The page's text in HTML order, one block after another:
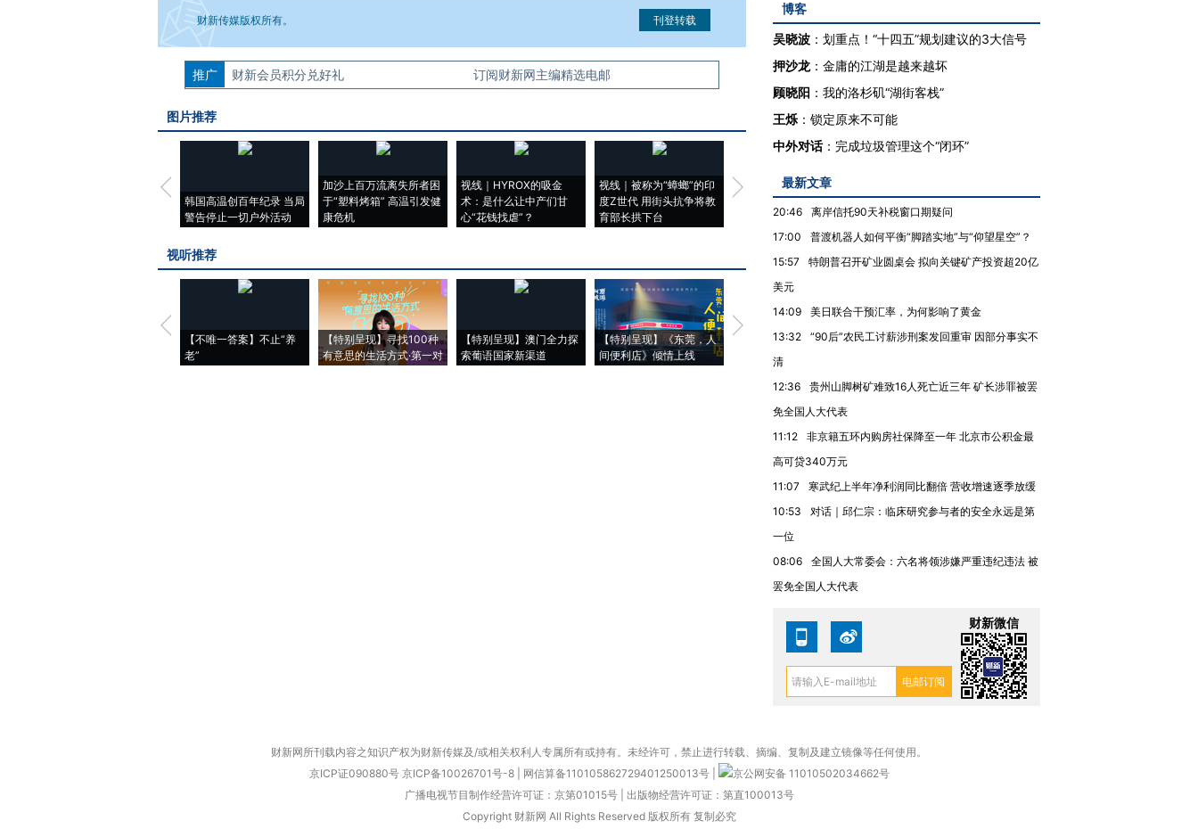
财新传媒版权所有。
如需刊登转载请点击右侧按钮，提交相关信息。经确认即可刊登转载。
推广 财新会员积分兑好礼 订阅财新网主编精选电邮
图片推荐
韩国高温创百年纪录 当局
警告停止一切户外活动
加沙上百万流离失所者困
于“塑料烤箱” 高温引发健
康危机
视线｜HYROX的吸金
术：是什么让中产们甘
心“花钱找虐”？
视线｜被称为“蟑螂”的印
度Z世代 用街头抗争将教
育部长拱下台
视线｜“入侵”还是“人道危
机”？难民潮撕裂西班牙
飞地休达
128毫米 紧急转移近
4000人
雨 3小时累计雨量超80毫
视听推荐
【不唯一答案】不止“养
老”
【特别呈现】寻找100种
有意思的生活方式·第一对
【特别呈现】澳门全力探
索葡语国家新渠道
【特别呈现】《东莞，人
间便利店》倾情上线
【推广】走进第四届链博
会，让数智科技“链”接产
【特别呈现】寻找100种
CFO：不靠规模取胜，华
博客
吴晓波 ： 划重点！“十四五”规划建议的3大信号
押沙龙 ： 金庸的江湖是越来越坏
顾晓阳 ： 我的洛杉矶“湖街客栈”
王烁 ： 锁定原来不可能
中外对话： 完成垃圾管理这个“闭环”
最新文章
20:46
离岸信托90天补税窗口期疑问
17:00
普渡机器人如何平衡“脚踏实地”与“仰望星空”？
15:57
特朗普召开矿业圆桌会 拟向关键矿产投资超20亿
美元
14:09
美日联合干预汇率，为何影响了黄金
13:32
“90后”农民工讨薪涉刑案发回重审 因部分事实不
清
12:36
贵州山脚树矿难致16人死亡近三年 矿长涉罪被罢
免全国人大代表
11:12
非京籍五环内购房社保降至一年 北京市公积金最
高可贷340万元
11:07
寒武纪上半年净利润同比翻倍 营收增速逐季放缓
10:53
对话｜邱仁宗：临床研究参与者的安全永远是第
一位
08:06
全国人大常委会：六名将领涉嫌严重违纪违法 被
罢免全国人大代表
财新微信
财新网所刊载内容之知识产权为财新传媒及/或相关权利人专属所有或持有。未经许可，禁止进行转载、摘编、复制及建立镜像等任何使用。
京ICP证090880号 京ICP备10026701号-8 网信算备110105862729401250013号
京公网安备 11010502034662号
广播电视节目制作经营许可证：京第01015号| 出版物经营许可证：第直100013号
Copyright 财新网 All Rights Reserved 版权所有 复制必究